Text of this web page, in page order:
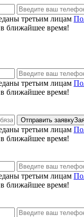
третьим лицам
ближайшее время!
третьим лицам
ближайшее время!
Отправить заявку
третьим лицам
ближайшее время!
третьим лицам
ближайшее время!